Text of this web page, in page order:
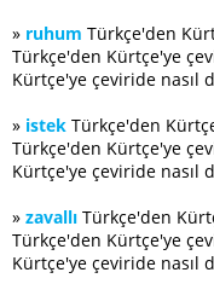
» ruhum Türkçe'den
Türkçe'den Kürtçe'ye
Kürtçe'ye çeviride nasıl
» istek Türkçe'den
Türkçe'den Kürtçe'ye
Kürtçe'ye çeviride nasıl
» zavallı Türkçe'den
Türkçe'den Kürtçe'ye
Kürtçe'ye çeviride nasıl